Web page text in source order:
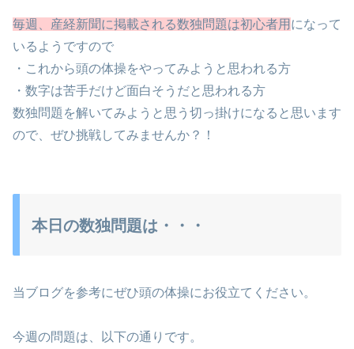
毎週、産経新聞に掲載される数独問題は初心者用 になって
いるようですので
・これから頭の体操をやってみようと思われる方
・数字は苦手だけど面白そうだと思われる方
数独問題を解いてみようと思う切っ掛けになると思います
ので、ぜひ挑戦してみませんか？！
本日の数独問題は・・・
当ブログを参考にぜひ頭の体操にお役立てください。
今週の問題は、以下の通りです。